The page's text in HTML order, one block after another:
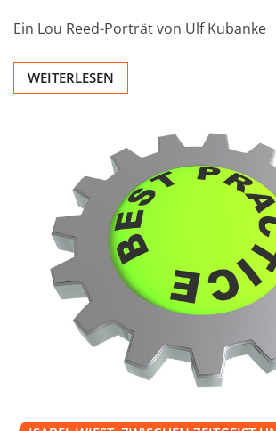
Ein Lou Reed-Porträt von Ulf Kubanke
WEITERLESEN